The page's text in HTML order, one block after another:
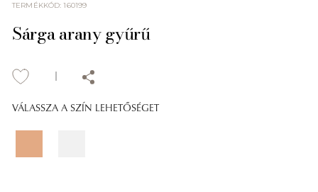
TERMÉKKÓD:160199
Sárga arany gyűrű
VÁLASSZA A SZÍN LEHETŐSÉGET